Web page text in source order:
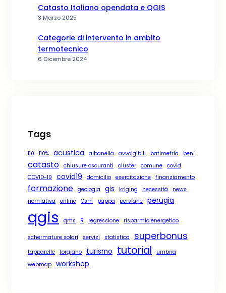
Catasto Italiano opendata e QGIS
3 Marzo 2025
Categorie di intervento in ambito
termotecnico
6 Dicembre 2024
Tags
110 110% acustica albanella avvolgibili batimetria beni
catasto chiusure oscuranti cluster comune covid
COVID-19
covid19 domicilio esercitazione finanziamento
formazione geologia gis kriging necessità
news
normativa
online Osm pappa persiane perugia
qgis qms R regressione risparmio energetico
schermature solari servizi statistica superbonus
tapparelle torgiano turismo tutorial
umbria
webmap workshop